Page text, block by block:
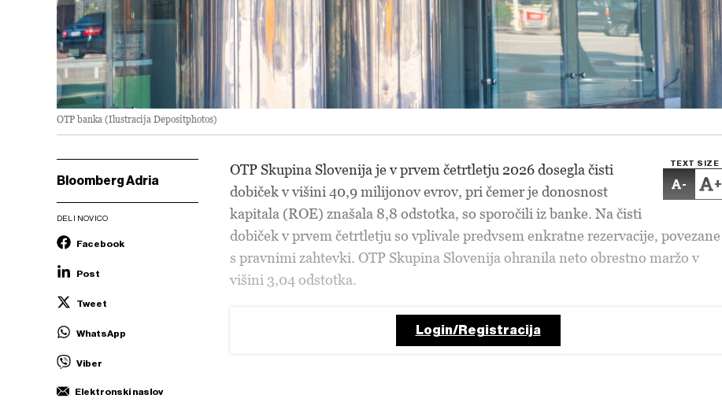
OTP banka (Ilustracija Depositphotos)
Bloomberg Adria
DELI NOVICO
Facebook
Post
Tweet
WhatsApp
Viber
Elektronski naslov
TEXT SIZE
- +
OTP Skupina Slovenija je v prvem četrtletju 2026 dosegla čisti
dobiček v višini 40,9 milijonov evrov, pri čemer je donosnost
kapitala (ROE) znašala 8,8 odstotka, so sporočili iz banke. Na čisti
dobiček v prvem četrtletju so vplivale predvsem enkratne rezervacije, povezane
s pravnimi zahtevki. OTP Skupina Slovenija ohranila neto obrestno maržo v
višini 3,04 odstotka.
Login/Registracija